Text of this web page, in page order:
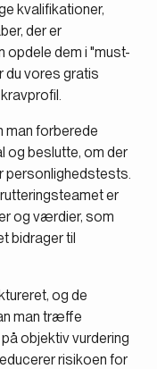
kvalifikationer,
der er
opdele dem i "must-
du vores gratis
man forberede
beslutte, om der
personlighedstests.
er
og værdier, som
bidrager til
og de
man træffe
objektiv vurdering
risikoen for